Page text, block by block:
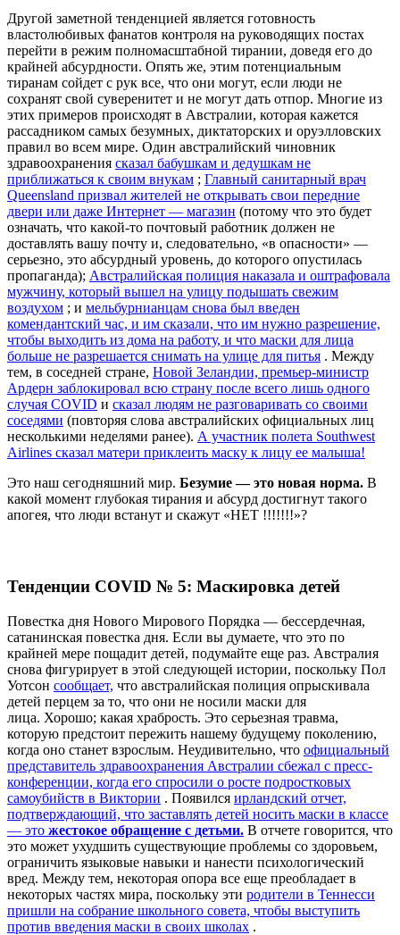
Другой заметной тенденцией является готовность
властолюбивых фанатов контроля на руководящих постах
перейти в режим полномасштабной тирании, доведя его до
крайней абсурдности. Опять же, этим потенциальным
тиранам сойдет с рук все, что они могут, если люди не
сохранят свой суверенитет и не могут дать отпор. Многие из
этих примеров происходят в Австралии, которая кажется
рассадником самых безумных, диктаторских и оруэлловских
правил во всем мире. Один австралийский чиновник
здравоохранения сказал бабушкам и дедушкам не
приближаться к своим внукам ; Главный санитарный врач
Queensland призвал жителей не открывать свои передние
двери или даже Интернет — магазин (потому что это будет
означать, что какой-то почтовый работник должен не
доставлять вашу почту и, следовательно, «в опасности» —
серьезно, это абсурдный уровень, до которого опустилась
пропаганда); Австралийская полиция наказала и оштрафовала
мужчину, который вышел на улицу подышать свежим
воздухом ; и мельбурнианцам снова был введен
комендантский час, и им сказали, что им нужно разрешение,
чтобы выходить из дома на работу, и что маски для лица
больше не разрешается снимать на улице для питья . Между
тем, в соседней стране, Новой Зеландии, премьер-министр
Ардерн заблокировал всю страну после всего лишь одного
случая COVID и сказал людям не разговаривать со своими
соседями (повторяя слова австралийских официальных лиц
несколькими неделями ранее). А участник полета Southwest
Airlines сказал матери приклеить маску к лицу ее малыша!
Это наш сегодняшний мир. Безумие — это новая норма. В
какой момент глубокая тирания и абсурд достигнут такого
апогея, что люди встанут и скажут «НЕТ !!!!!!!»?
Тенденции COVID № 5: Маскировка детей
Повестка дня Нового Мирового Порядка — бессердечная,
сатанинская повестка дня. Если вы думаете, что это по
крайней мере пощадит детей, подумайте еще раз. Австралия
снова фигурирует в этой следующей истории, поскольку Пол
Уотсон сообщает, что австралийская полиция опрыскивала
детей перцем за то, что они не носили маски для
лица. Хорошо; какая храбрость. Это серьезная травма,
которую предстоит пережить нашему будущему поколению,
когда оно станет взрослым. Неудивительно, что официальный
представитель здравоохранения Австралии сбежал с пресс-
конференции, когда его спросили о росте подростковых
самоубийств в Виктории . Появился ирландский отчет,
подтверждающий, что заставлять детей носить маски в классе
— это жестокое обращение с детьми. В отчете говорится, что
это может ухудшить существующие проблемы со здоровьем,
ограничить языковые навыки и нанести психологический
вред. Между тем, некоторая опора все еще преобладает в
некоторых частях мира, поскольку эти родители в Теннесси
пришли на собрание школьного совета, чтобы выступить
против введения маски в своих школах .